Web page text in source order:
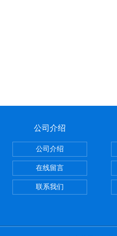
公司介绍
公司介绍
在线留言
联系我们